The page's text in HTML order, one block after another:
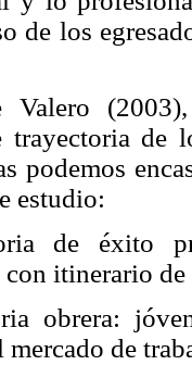
de los
trayectoria de
podemos
estudio:
de éxito
itinerario
obrera:
mercado de